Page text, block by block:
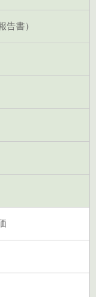
書）